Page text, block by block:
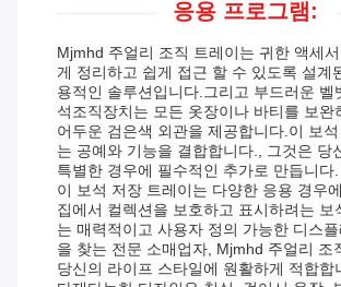
응용 프로그램:
Mjmhd 주얼리 조직 트레이는 귀한 액세
게 정리하고 쉽게 접근 할 수 있도록 설계
용적인 솔루션입니다.그리고 부드러운 벨
석조직장치는 모든 옷장이나 바티를 보완
어두운 검은색 외관을 제공합니다.이 보
는 공예와 기능을 결합합니다., 그것은 당
특별한 경우에 필수적인 추가로 만듭니다.
이 보석 저장 트레이는 다양한 응용 경우
집에서 컬렉션을 보호하고 표시하려는 보
는 매력적이고 사용자 정의 가능한 디스
을 찾는 전문 소매업자, Mjmhd 주얼리 조
당신의 라이프 스타일에 원활하게 적합합